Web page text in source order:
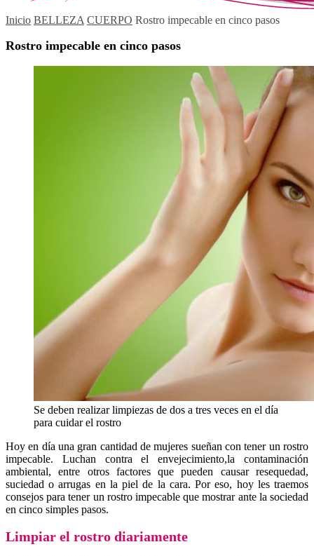
Inicio BELLEZA CUERPO Rostro impecable en cinco pasos
Rostro impecable en cinco pasos
Se deben realizar limpiezas de dos a tres veces en el día
para cuidar el rostro
Hoy en día una gran cantidad de mujeres sueñan con tener un rostro
impecable. Luchan contra el envejecimiento,la contaminación
ambiental, entre otros factores que pueden causar resequedad,
suciedad o arrugas en la piel de la cara. Por eso, hoy les traemos
consejos para tener un rostro impecable que mostrar ante la sociedad
en cinco simples pasos.
Limpiar el rostro diariamente